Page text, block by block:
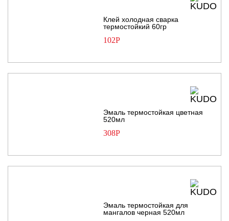
Клей холодная сварка
термостойкий 60гр
102Р
Эмаль термостойкая цветная
520мл
308Р
Эмаль термостойкая для
мангалов черная 520мл